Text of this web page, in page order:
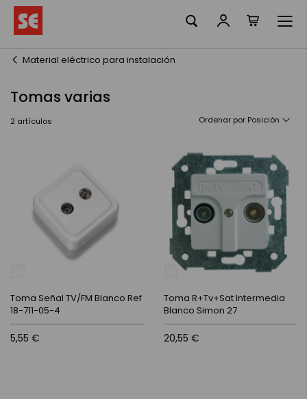
contenido
Material eléctrico para instalación
Tomas varias
2 artículos Ordenar por
Toma Señal TV/FM Blanco Ref
18-711-05-4
5,55 €
Toma R+Tv+Sat Intermedia
Blanco Simon 27
20,55 €